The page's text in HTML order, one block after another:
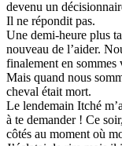
devenu un
Il ne répondit pas.
Une demi-heure plus
nouveau de l’aider.
finalement en sommes
Mais quand nous
cheval était mort.
Le lendemain Itché
à te demander ! Ce
côtés au moment où